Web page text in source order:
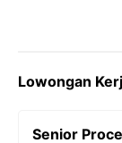
Lowongan
Senior